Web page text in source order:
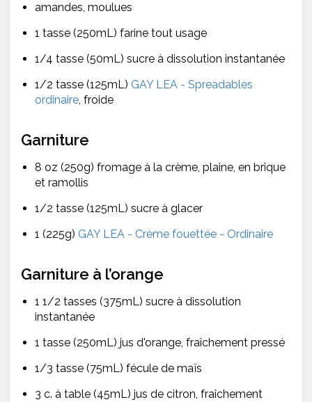
amandes, moulues
1 tasse (250mL) farine tout usage
1/4 tasse (50mL) sucre à dissolution instantanée
1/2 tasse (125mL) GAY LEA - Spreadables
ordinaire, froide
Garniture
8 oz (250g) fromage à la crème, plaine, en brique
et ramollis
1/2 tasse (125mL) sucre à glacer
1 (225g) GAY LEA - Crème fouettée - Ordinaire
Garniture à l’orange
1 1/2 tasses (375mL) sucre à dissolution
instantanée
1 tasse (250mL) jus d'orange, fraîchement pressé
1/3 tasse (75mL) fécule de maïs
3 c. à table (45mL) jus de citron, fraîchement